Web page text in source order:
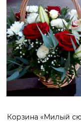
Корзина «Милый